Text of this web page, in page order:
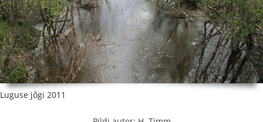
Luguse jõgi 2011